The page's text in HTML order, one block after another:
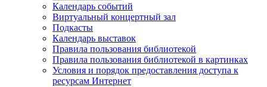
Календарь событий
Виртуальный концертный зал
Подкасты
Календарь выставок
Правила пользования библиотекой
Правила пользования библиотекой в картинках
Условия и порядок предоставления доступа к
ресурсам Интернет